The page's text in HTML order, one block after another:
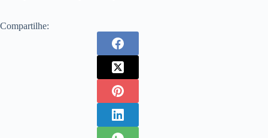
Compartilhe: